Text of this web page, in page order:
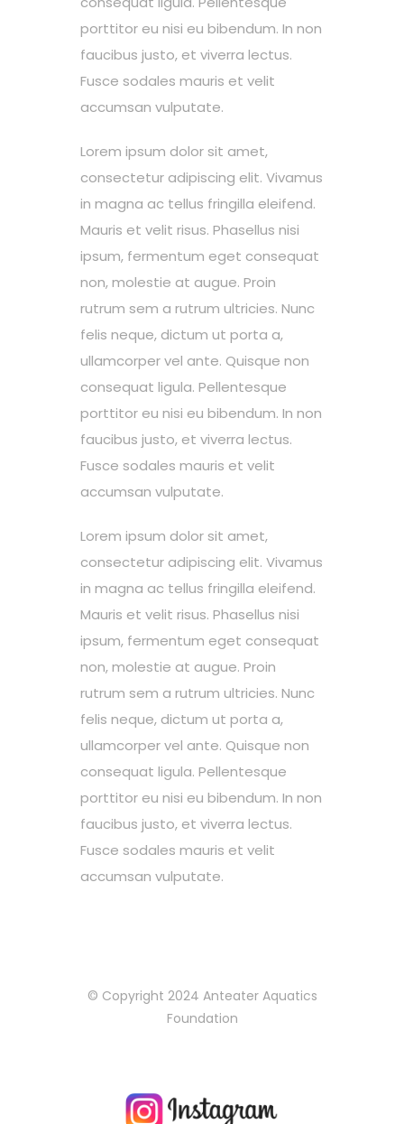
porttitor eu nisi eu bibendum. In non
faucibus justo, et viverra lectus.
Fusce sodales mauris et velit
accumsan vulputate.
Lorem ipsum dolor sit amet,
consectetur adipiscing elit. Vivamus
in magna ac tellus fringilla eleifend.
Mauris et velit risus. Phasellus nisi
ipsum, fermentum eget consequat
non, molestie at augue. Proin
rutrum sem a rutrum ultricies. Nunc
felis neque, dictum ut porta a,
ullamcorper vel ante. Quisque non
consequat ligula. Pellentesque
porttitor eu nisi eu bibendum. In non
faucibus justo, et viverra lectus.
Fusce sodales mauris et velit
accumsan vulputate.
Lorem ipsum dolor sit amet,
consectetur adipiscing elit. Vivamus
in magna ac tellus fringilla eleifend.
Mauris et velit risus. Phasellus nisi
ipsum, fermentum eget consequat
non, molestie at augue. Proin
rutrum sem a rutrum ultricies. Nunc
felis neque, dictum ut porta a,
ullamcorper vel ante. Quisque non
consequat ligula. Pellentesque
porttitor eu nisi eu bibendum. In non
faucibus justo, et viverra lectus.
Fusce sodales mauris et velit
accumsan vulputate.
© Copyright 2024 Anteater Aquatics
Foundation